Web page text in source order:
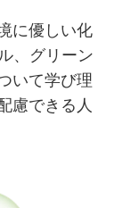
に優しい化
、グリーン
いて学び理
慮できる人